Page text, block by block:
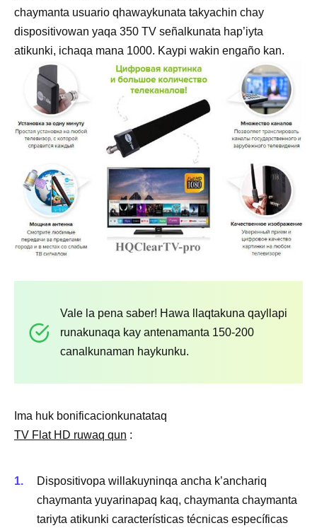
chaymanta usuario qhawaykunata takyachin chay
dispositivowan yaqa 350 TV señalkunata hap’iyta
atikunki, ichaqa mana 1000. Kaypi wakin engaño kan.
Vale la pena saber! Hawa llaqtakuna qayllapi
runakunaqa kay antenamanta 150-200
canalkunaman haykunku.
Ima huk bonificacionkunatataq
TV Flat HD ruwaq qun :
Dispositivopa willakuyninqa ancha k’anchariq
chaymanta yuyarinapaq kaq, chaymanta chaymanta
tariyta atikunki características técnicas específicas